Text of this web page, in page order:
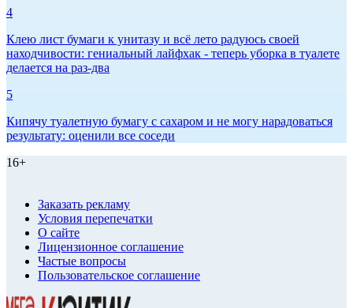
4
Клею лист бумаги к унитазу и всё лето радуюсь своей
находчивости: гениальный лайфхак - теперь уборка в туалете
делается на раз-два
5
Кипячу туалетную бумагу с сахаром и не могу нарадоваться
результату: оценили все соседи
16+
Заказать рекламу
Условия перепечатки
О сайте
Лицензионное соглашение
Частые вопросы
Пользовательское соглашение